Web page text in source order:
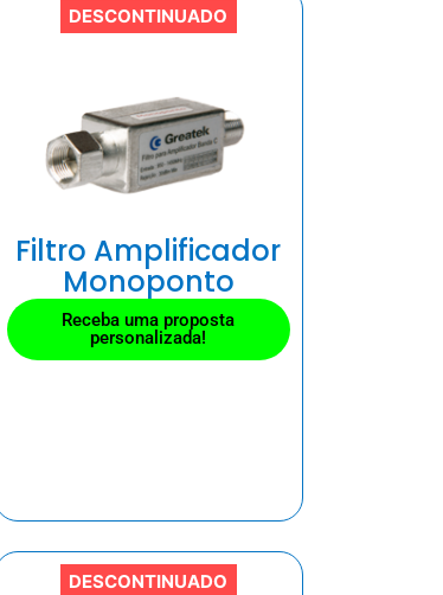
DESCONTINUADO
Filtro Amplificador
Monoponto
Receba uma proposta
personalizada!
DESCONTINUADO